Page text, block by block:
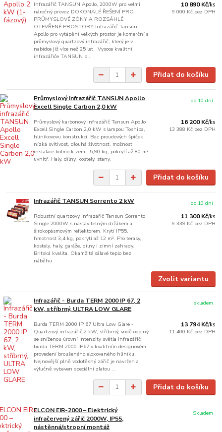
Infrazářič TANSUN Apollo, 2000W pro velmi
náročný provoz DOKONALÉ ŘEŠENÍ PRO
PRŮMYSLOVÉ ZÓNY A ROZSÁHLÉ
OTEVŘENÉ PROSTORY Infrazářič Tansun
Apollo pro vytápění velkých prostor je komerční a
průmyslový quartzový infrazářič, který je v
nabídce již více než 25 let. Vysoce kvalitní
infrazářiče TANSUN b...
10 890 Kč/ks
9 000 Kč bez DPH
Přidat do košíku
Průmyslový infrazářič TANSUN Apollo
Excell Single Carbon 2,0 kW
Průmyslový karbonový infrazářič Tansun Apollo
Excell Single Carbon 2,0 kW s lampou Toshiba,
hliníkovovu konstrukcí. Bez proudových špiček,
nízká svítivost, dlouhá životnost, možnost
instalace kolmo k zemi. 5,90 kg, pokrytí až 80 m²
uvnitř. Haly, dílny, kostely, stany.
16 200 Kč/ks
13 388 Kč bez DPH
do 10 dní
Přidat do košíku
Infrazářič TANSUN Sorrento 2 kW
Robustní quartzový infrazářič Tansun Sorrento
Single 2000W s nastavitelným držákem a
širokopásmovým reflektorem. Krytí IP55,
hmotnost 3,4 kg, pokrytí až 12 m². Pro terasy,
kostely, haly, garáže, dílny i zimní zahrady.
Britská kvalita. Okamžité sálavé teplo bez
náběhu.
11 300 Kč/ks
9 339 Kč bez DPH
do 10 dní
Zvolit variantu
Infrazářič - Burda TERM 2000 IP 67, 2
kW, stříbrný, ULTRA LOW GLARE
Burda TERM 2000 IP 67 Ultra Low Glare -
Quartzový infrazářič 2 kW, stříbrný, vodě odolný
se sníženou úrovní intenzity světla Infrazářič
burda TERM 2000 IP67 v kvalitním designovém
provedení broušeného eloxovaného hliníku.
Nejnovější plně vodotěsný zářič je navržen a
výlučně vybaven speciální zlatou ...
13 794 Kč/ks
11 400 Kč bez DPH
skladem
Přidat do košíku
ELCON EIR-2000 – Elektrický
infračervený zářič 2000W, IP55,
nástěnná/stropní montáž
Skladem